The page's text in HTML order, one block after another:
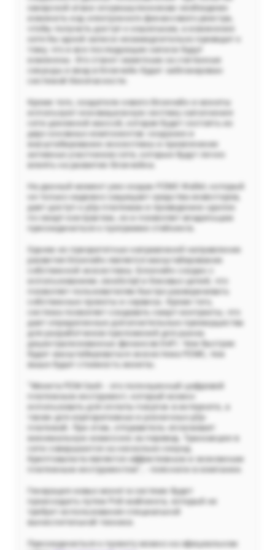
хакерской атаки злоумышленникам необходимо
изменить код электронного финансового реестра,
чтобы получить доступ к кошелькам, а изменение
хотя бы одной записи незамедлительно приведет к
тому, что и все последующие записи будут
изменены. Это станет заметным за считанные
секунды и вход в блокчейн будет заблокирован
системой безопасности.
Кроме того, создатели нового блокчейн и монеты
используют инновационную систему заполнения
сети денежной массой, которая будет состоять из
двух основных компонентов: создание и
масштабирование экосистемы и привлечение
активных участников сети, которые будут лично
влиять на развитие блокчейна.
На данный момент уже создан PZMC Wallet, который
не только надежно защищает средства инвесторов,
дает доступ к р2р-платежам и проведению сделок
по смарт-контрактам, но и позволяет владельцам
присоединиться к программе стейкинга.
Одним из приоритетных направлений направление
развития блокчейн является масштабирование
собственной экосистемы. Блокчейн создан с
использованием JavaScript и боковых цепей, что
позволяет пользователям быстро разворачивать
собственные проекты и сервисы. Кроме того,
система позволяет создавать смарт-контракты, что
дает определенные дополнительные преимущества
для разработчиков приложений для рынка
децентрализованных финансов DeFi. Чем быстрее
будет масштабироваться экосистема PZMC, тем
выше будет стоимость монеты.
“Монета PZM Cash - это полноценный цифровой
платежным инструмент, который можно
использовать для оплаты покупок в интернете, а
также для корпоративных и розничных р2р-
платежей. При этом, отправитель оплачивает
минимальную комиссию за перевод. Транзакции в
сети совершаются за несколько секунд.
Криптовалюта является эффективным и экономным
платежным инструментом”, - пояснили в компании.
Генерация новых монет в системе будет
происходить путем PoS-майнинга, который не
требует использования специальной
вычислительной техники.
Присоединиться к проекту можно на официальном